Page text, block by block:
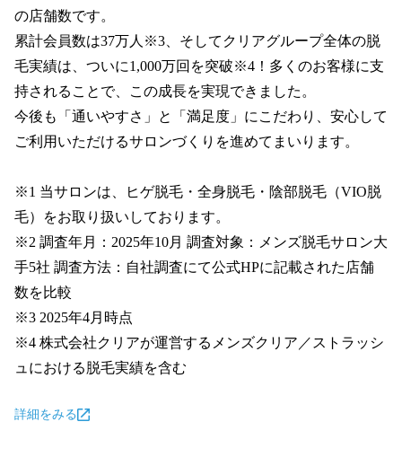
の店舗数です。
累計会員数は37万人※3、そしてクリアグループ全体の脱
毛実績は、ついに1,000万回を突破※4！多くのお客様に支
持されることで、この成長を実現できました。
今後も「通いやすさ」と「満足度」にこだわり、安心して
ご利用いただけるサロンづくりを進めてまいります。
※1 当サロンは、ヒゲ脱毛・全身脱毛・陰部脱毛（VIO脱
毛）をお取り扱いしております。
※2 調査年月：2025年10月 調査対象：メンズ脱毛サロン大
手5社 調査方法：自社調査にて公式HPに記載された店舗
数を比較
※3 2025年4月時点
※4 株式会社クリアが運営するメンズクリア／ストラッシ
ュにおける脱毛実績を含む
詳細をみる